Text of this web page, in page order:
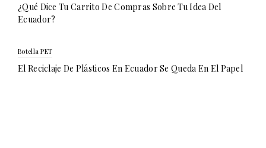
¿Qué Dice Tu Carrito De Compras Sobre Tu Idea Del
Ecuador?
Botella PET
El Reciclaje De Plásticos En Ecuador Se Queda En El Papel